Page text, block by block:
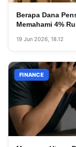
Berapa Dana
Memahami 4%
19 Jun 2026, 18.12
FINANCE